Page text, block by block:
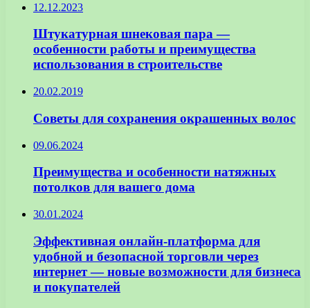
12.12.2023
Штукатурная шнековая пара —
особенности работы и преимущества
использования в строительстве
20.02.2019
Советы для сохранения окрашенных волос
09.06.2024
Преимущества и особенности натяжных
потолков для вашего дома
30.01.2024
Эффективная онлайн-платформа для
удобной и безопасной торговли через
интернет — новые возможности для бизнеса
и покупателей